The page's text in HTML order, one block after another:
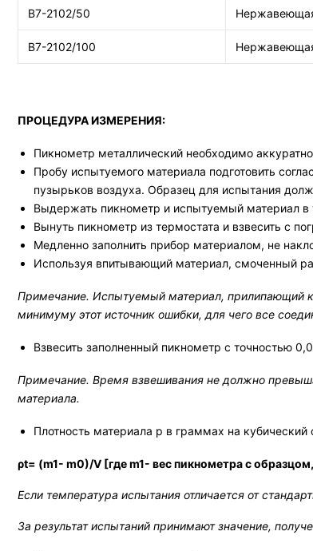
В7-2102/50
В7-2102/100
ПРОЦЕДУРА ИЗМЕРЕНИЯ:
Пикнометр металлический необходимо
Пробу испытуемого материала подготовить
пузырьков воздуха. Образец для испытания
Выдержать пикнометр и испытуемый материал в
Вынуть пикнометр из термостата и взвесить с
Медленно заполнить прибор материалом, не
Используя впитывающий материал, смоченный
Примечание. Испытуемый материал, прилипающий к
минимуму этот источник ошибки, для чего все
Взвесить заполненный пикнометр с точностью
Примечание. Время взвешивания не должно
материала.
Плотность материала p в граммах на
ρt= (m1- m0)/V [где m1- вес пикнометра с
Если температура испытания отличается от
За результат испытаний принимают значение,